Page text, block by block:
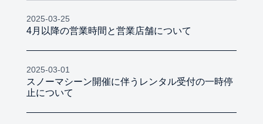
2025-03-25
4月以降の営業時間と営業店舗について
2025-03-01
スノーマシーン開催に伴うレンタル受付の一時停
止について